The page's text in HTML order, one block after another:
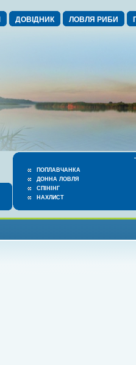
ДОВІДНИК ЛОВЛЯ РИБИ
ПОПЛАВЧАНКА
ДОННА ЛОВЛЯ
СПІНІНГ
НАХЛИСТ